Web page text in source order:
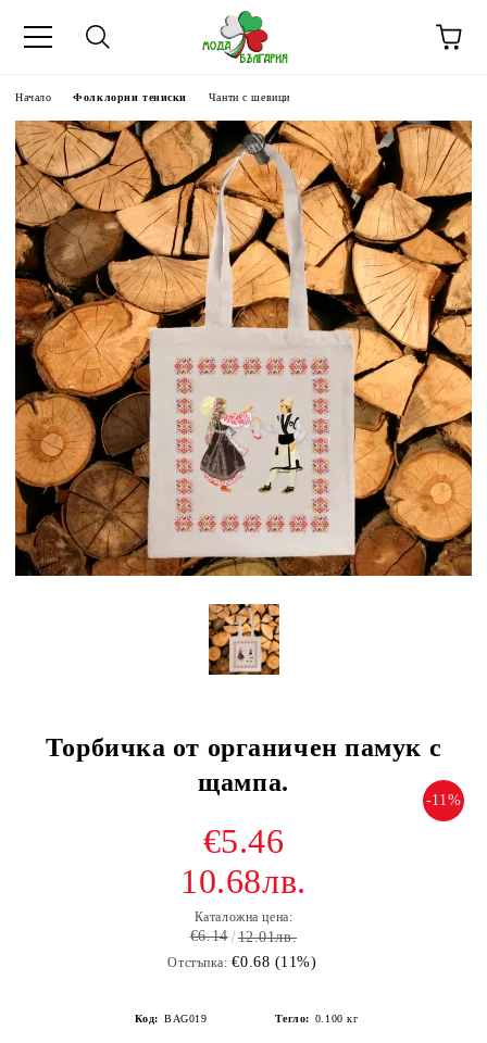
Начало Фолклорни тениски Чанти с шевици
Торбичка от органичен памук с
щампа.
-11%
€5.46
10.68лв.
Каталожна цена:
€6.14 12.01лв.
Отстъпка: €0.68 (11%)
Код: BAG019 Тегло: 0.100 кг